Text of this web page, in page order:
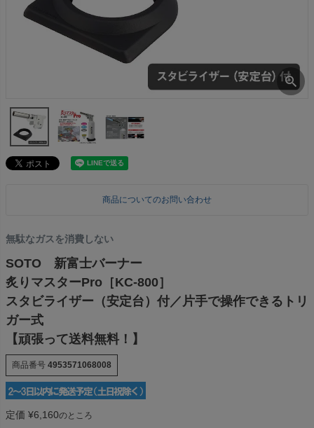
商品についてのお問い合わせ
無駄なガスを消費しない
SOTO 新富士バーナー
炙りマスターPro［KC-800］
スタビライザー（安定台）付／片手で操作できるトリ
ガー式
【頑張って送料無料！】
商品番号 4953571068008
定価 ¥6,160のところ